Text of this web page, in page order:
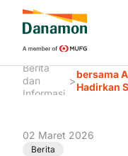
Berita
dan
Informasi
>bersama
Hadirkan
02 Maret 2026
Berita